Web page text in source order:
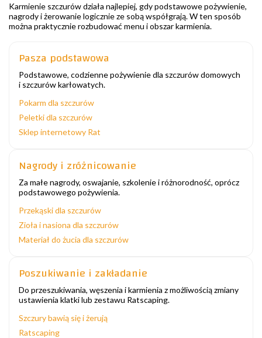
Karmienie szczurów działa najlepiej, gdy podstawowe pożywienie,
nagrody i żerowanie logicznie ze sobą współgrają. W ten sposób
można praktycznie rozbudować menu i obszar karmienia.
Pasza podstawowa
Podstawowe, codzienne pożywienie dla szczurów domowych
i szczurów karłowatych.
Pokarm dla szczurów
Peletki dla szczurów
Sklep internetowy Rat
Nagrody i zróżnicowanie
Za małe nagrody, oswajanie, szkolenie i różnorodność, oprócz
podstawowego pożywienia.
Przekąski dla szczurów
Zioła i nasiona dla szczurów
Materiał do żucia dla szczurów
Poszukiwanie i zakładanie
Do przeszukiwania, węszenia i karmienia z możliwością zmiany
ustawienia klatki lub zestawu Ratscaping.
Szczury bawią się i żerują
Ratscaping